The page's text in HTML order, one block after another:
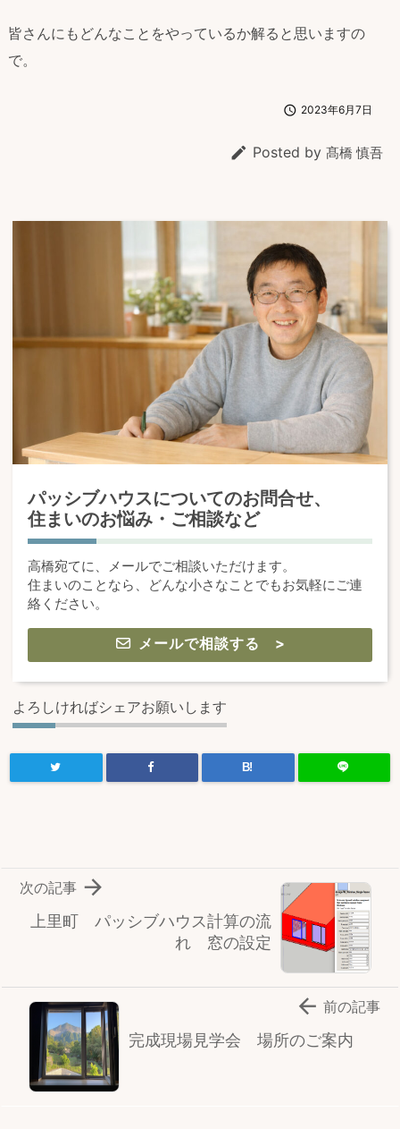
皆さんにもどんなことをやっているか解ると思いますの
で。
 2023年6月7日
 Posted by 髙橋 慎吾
パッシブハウスについてのお問合せ、
住まいのお悩み・ご相談など
高橋宛てに、メールでご相談いただけます。
住まいのことなら、どんな小さなことでもお気軽にご連
絡ください。
メールで相談する >
よろしければシェアお願いします
B!
上里町 パッシブハウス計算の流
れ 窓の設定

次の記事
完成現場見学会 場所のご案内
 前の記事